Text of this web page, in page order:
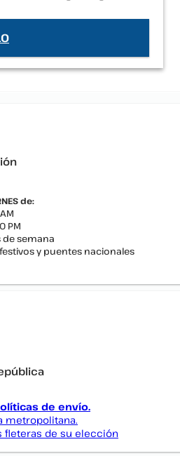
de:
PM
de semana
y puentes nacionales
de envío.
metropolitana.
fleteras de su elección